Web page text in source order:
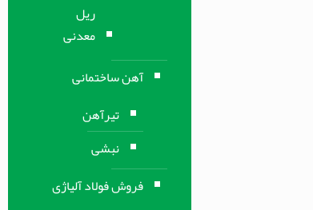
ریل
معدنی
آهن ساختمانی
تیرآهن
نبشی
فروش فولاد آلیاژی